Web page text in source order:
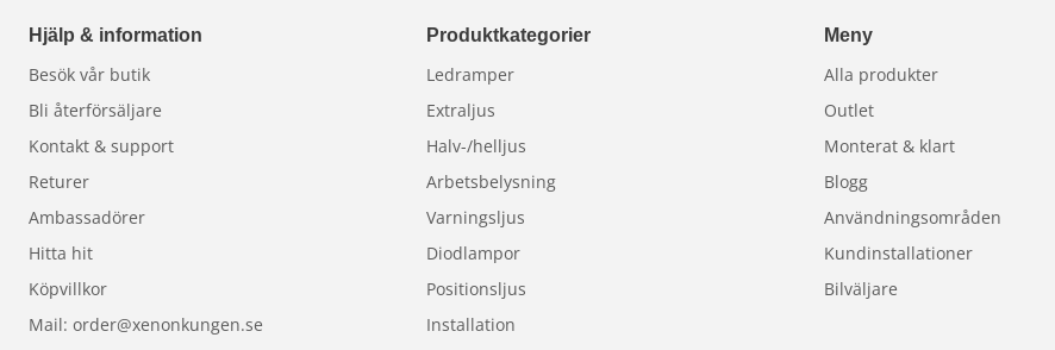
Hjälp & information
Besök vår butik
Bli återförsäljare
Kontakt & support
Returer
Ambassadörer
Hitta hit
Köpvillkor
Mail: order@xenonkungen.se
Produktkategorier
Ledramper
Extraljus
Halv-/helljus
Arbetsbelysning
Varningsljus
Diodlampor
Positionsljus
Installation
Meny
Alla produkter
Outlet
Monterat & klart
Blogg
Användningsområden
Kundinstallationer
Bilväljare